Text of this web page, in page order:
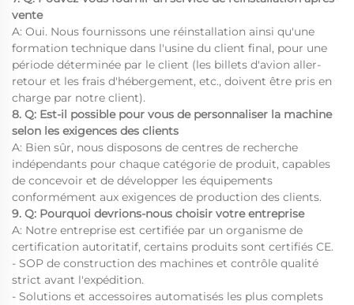
vente
A: Oui. Nous fournissons une réinstallation ainsi qu'une
formation technique dans l'usine du client final, pour une
période déterminée par le client (les billets d'avion aller-
retour et les frais d'hébergement, etc., doivent être pris en
charge par notre client).
8. Q: Est-il possible pour vous de personnaliser la machine
selon les exigences des clients
A: Bien sûr, nous disposons de centres de recherche
indépendants pour chaque catégorie de produit, capables
de concevoir et de développer les équipements
conformément aux exigences de production des clients.
9. Q: Pourquoi devrions-nous choisir votre entreprise
A: Notre entreprise est certifiée par un organisme de
certification autoritatif, certains produits sont certifiés CE.
- SOP de construction des machines et contrôle qualité
strict avant l'expédition.
- Solutions et accessoires automatisés les plus complets